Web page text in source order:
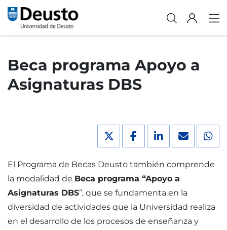
Beca programa Apoyo a
Asignaturas DBS
El Programa de Becas Deusto también comprende
la modalidad de Beca programa “Apoyo a
Asignaturas DBS”, que se fundamenta en la
diversidad de actividades que la Universidad realiza
en el desarrollo de los procesos de enseñanza y